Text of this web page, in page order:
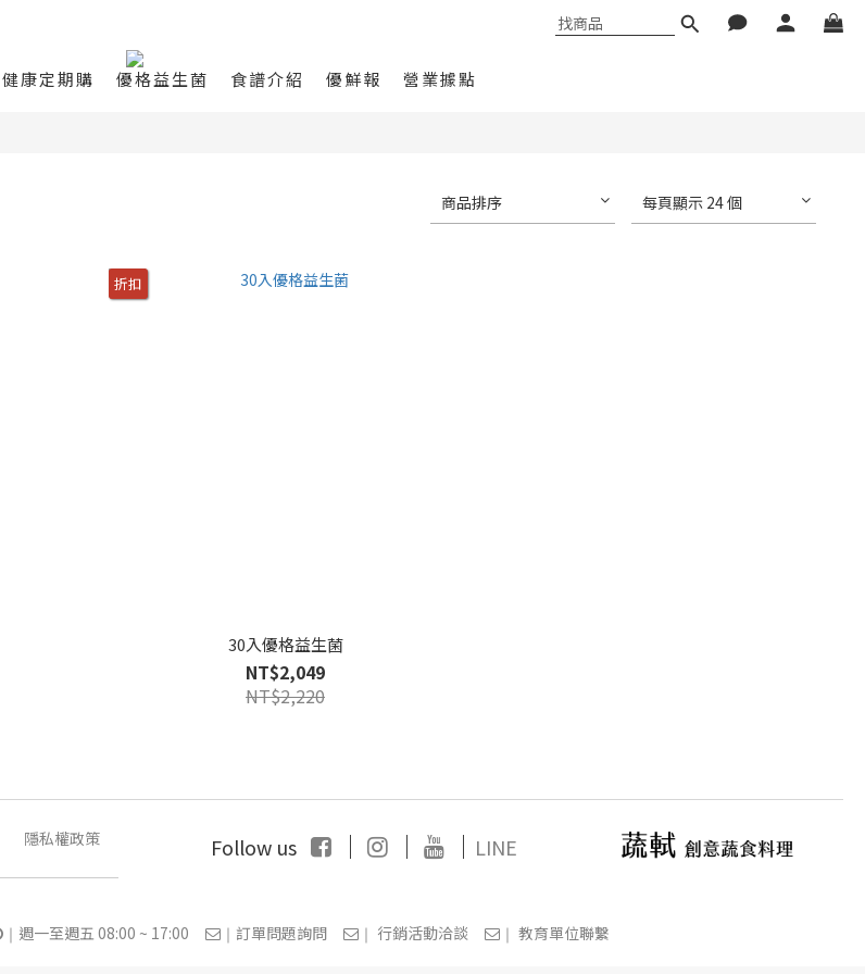
健康定期購 優格益生菌 食譜介紹 優鮮報 營業據點
商品排序 每頁顯示 24 個
折扣
30入優格益生菌
NT$2,049
NT$2,220
隱私權政策 Follow us ｜ ｜ ｜ LINE
｜ 週一至週五 08:00 ~ 17:00 ｜ 訂單問題詢問 ｜ 行銷活動洽談 ｜ 教育單位聯繫